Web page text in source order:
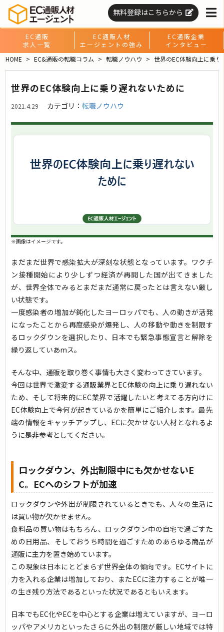
無料登録はこちらから
EC通販
求人一覧
EC通販人材
エージェントの強み
EC通販企業
インタビュー
HOME
EC&通販の転職コラム 転職ノウハウ 世界のEC体験向上に乗
世界のEC体験向上に乗り遅れないために
2021.4.29 カテゴリ：転職ノウハウ
※画像はイメージです。
まだまだ世界で感染拡大が深刻な状態となっています。ワクチ
ン接種開始により少しずつ経済が再開した国が出てきました
が、世界全体でみるとまだまだ通常に戻ったとは言えない厳し
い状態です。
一度感染者の増加が鈍化したヨーロッパでも、人の動きが活発
になったことから再度感染が爆発し、人の移動や動きを制限す
るロックダウンを選択したり、日本でも緊急事態宣言と解除を
繰り返していあmス。
そんな中、通販を取り巻く事情も大きく変わってきています。
今回は世界で激変する通販業界とEC体験の向上に乗り遅れない
ため、そして将来的にEC業界で活躍したいと考えてる方向けに
EC体験向上で今何が起きているかを簡単にご紹介します。最先
端の情報をキャッチアップし、ECに欠かせない人材となれるよ
うに是非参考としてください。
ロックダウン、外出制限中にも欠かせないE
C。ECへのシフトが加速
ロックダウンや外出が制限されているときでも、人々の生活に
は買い物が欠かせません。
食料品の買い物はもちろん、ロックダウン中の自宅で過ごすた
めの日用品、そしておうち時間を過ごすためのあらゆる商品が
通販に主力を置き始めています。
この現象は日本にとどまらず世界全体の傾向です。ECサイトに
力を入れる企業は増加しており、またECに注力することが唯一
の生き残り方法であるといった状況であるともいえます。
日本でもEC化やECを中心とする企業は増えていますが、ヨーロ
ッパやアメリカといったさらに外出の制限が厳しい地域では特